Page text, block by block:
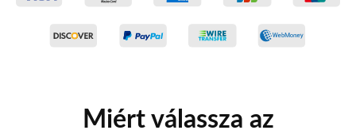
Miért válassza az